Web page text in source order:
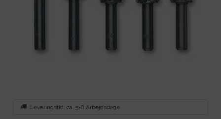
Leveringstid: ca. 5-8 Arbejdsdage